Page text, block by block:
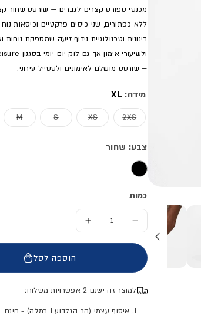
מכנסי ספורט קצרים לגברים — שורטס שחור
ללא כפתורים, שני כיסים פרקטיים וכיסאות
בינונית וטכנולוגיית נידוף זיעה שמספקת
— שורטס מושלם לאימונים ולסטייל עירוני.
מידה: XL
2XS אזל המלאי או מוצר לא זמין
XSאזל המלאי או מוצר לא זמין
Sאזל המלאי או
Mאזל
צבע: שחור
כמות
הסר כמות ל- מכנסי ריצה קצרים -
הוסף כמות ל- מכנסי
הוספה לסל
למוצר זה ישנם 2 אפשרויות משלוח:
1. איסוף עצמי (הר הגלבוע 1 רמלה) - חינם